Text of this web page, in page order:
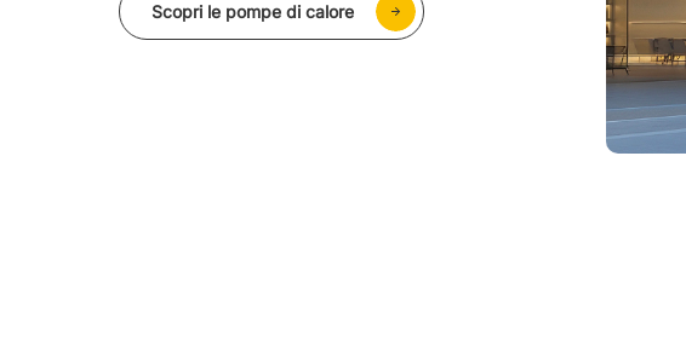
Scopri le soluzioni residenziali
Scopri le soluzioni C&I
Scopri le soluzioni Utility Scale
Scopri le soluzioni con microinverter
Scopri le pompe di calore